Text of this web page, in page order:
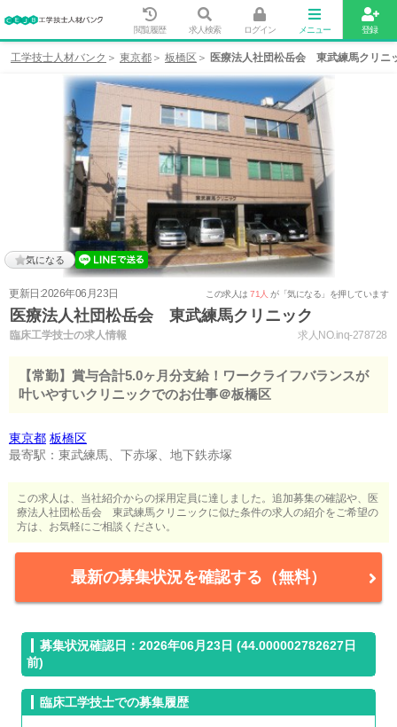
閲覧履歴 求人検索 ログイン メニュー 登録
工学技士人材バンク 東京都 板橋区 医療法人社団松岳会 東武練馬クリニ
気になる
更新日:2026年06月23日 この求人は 71人 が「気になる」を押しています
医療法人社団松岳会 東武練馬クリニック
臨床工学技士の求人情報 求人NO.inq-278728
【常勤】賞与合計5.0ヶ月分支給！ワークライフバランスが
叶いやすいクリニックでのお仕事＠板橋区
東京都 板橋区
最寄駅：東武練馬、下赤塚、地下鉄赤塚
この求人は、当社紹介からの採用定員に達しました。追加募集の確認や、医
療法人社団松岳会 東武練馬クリニックに似た条件の求人の紹介をご希望の
方は、お気軽にご相談ください。
最新の募集状況を確認する（無料）
募集状況確認日：2026年06月23日 (44.000002782627日
前)
臨床工学技士での募集履歴